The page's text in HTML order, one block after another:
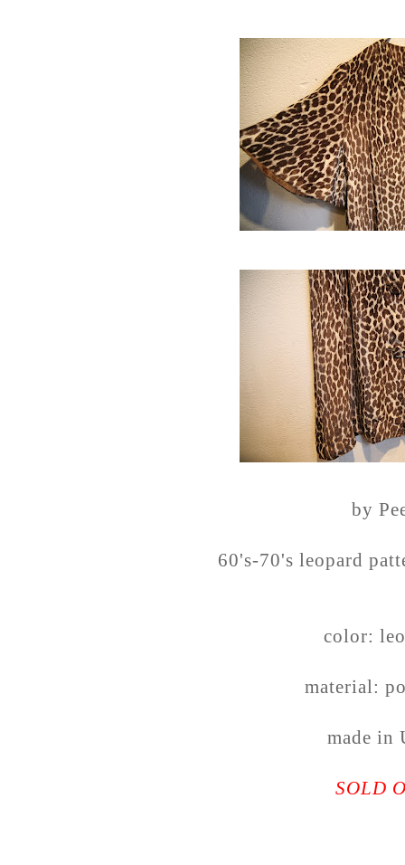
by
60's-70's leopard
color:
material:
made in
SOLD